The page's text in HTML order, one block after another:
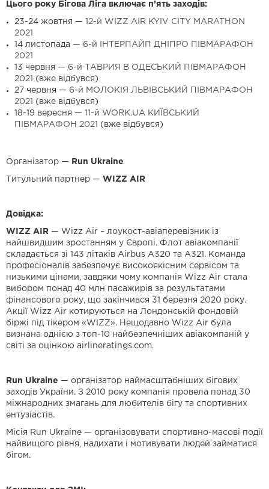
Цього року Бігова Ліга включає п’ять заходів:
23-24 жовтня —
12-й WIZZ AIR KYIV CITY MARATHON
2021
14 листопада — 6-й ІНТЕРПАЙП ДНІПРО ПІВМАРАФОН
2021
13 червня — 6-й ТАВРИЯ В ОДЕСЬКИЙ ПІВМАРАФОН
2021
(вже відбувся)
27 червня — 6-й МОЛОКІЯ ЛЬВІВСЬКИЙ ПІВМАРАФОН
2021
(вже відбувся)
18-19 вересня —
11-й WORK.UA КИЇВСЬКИЙ
ПІВМАРАФОН 2021
(вже відбувся)
Організатор — Run Ukraine
Титульний партнер — WIZZ AIR
Довідка:
WIZZ AIR — Wizz Air – лоукост-авіаперевізник із
найшвидшим зростанням у Європі. Флот авіакомпанії
складається зі 143 літаків Airbus A320 та A321. Команда
професіоналів забезпечує високоякісним сервісом та
низькими цінами, завдяки чому компанія Wizz Air стала
вибором понад 40 млн пасажирів за результатами
фінансового року, що закінчився 31 березня 2020 року.
Акції Wizz Air котируються на Лондонській фондовій
біржі під тікером «WIZZ». Нещодавно Wizz Air була
визнана однією з топ-10 найбезпечніших авіакомпаній у
світі за оцінкою airlineratings.com.
Run Ukraine — організатор наймасштабніших бігових
заходів України. З 2010 року компанія провела понад 30
міжнародних змагань для любителів бігу та спортивних
ентузіастів.
Місія Run Ukraine — організовувати спортивно-масові події
найвищого рівня, надихати і мотивувати людей займатися
бігом.